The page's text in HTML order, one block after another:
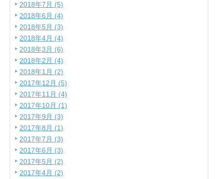
2018年7月 (5)
2018年6月 (4)
2018年5月 (3)
2018年4月 (4)
2018年3月 (6)
2018年2月 (4)
2018年1月 (2)
2017年12月 (5)
2017年11月 (4)
2017年10月 (1)
2017年9月 (3)
2017年8月 (1)
2017年7月 (3)
2017年6月 (3)
2017年5月 (2)
2017年4月 (2)